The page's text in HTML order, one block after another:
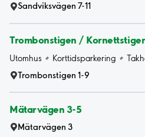
Sandviksvägen 7-11
Trombonstigen /
Utomhus Korttidsparkering
Trombonstigen 1-9
Mätarvägen 3-5
Mätarvägen 3